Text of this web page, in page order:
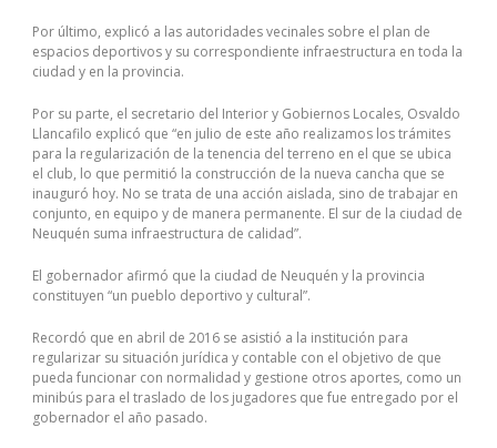
Por último, explicó a las autoridades vecinales sobre el plan de
espacios deportivos y su correspondiente infraestructura en toda la
ciudad y en la provincia.
Por su parte, el secretario del Interior y Gobiernos Locales, Osvaldo
Llancafilo explicó que “en julio de este año realizamos los trámites
para la regularización de la tenencia del terreno en el que se ubica
el club, lo que permitió la construcción de la nueva cancha que se
inauguró hoy. No se trata de una acción aislada, sino de trabajar en
conjunto, en equipo y de manera permanente. El sur de la ciudad de
Neuquén suma infraestructura de calidad”.
El gobernador afirmó que la ciudad de Neuquén y la provincia
constituyen “un pueblo deportivo y cultural”.
Recordó que en abril de 2016 se asistió a la institución para
regularizar su situación jurídica y contable con el objetivo de que
pueda funcionar con normalidad y gestione otros aportes, como un
minibús para el traslado de los jugadores que fue entregado por el
gobernador el año pasado.